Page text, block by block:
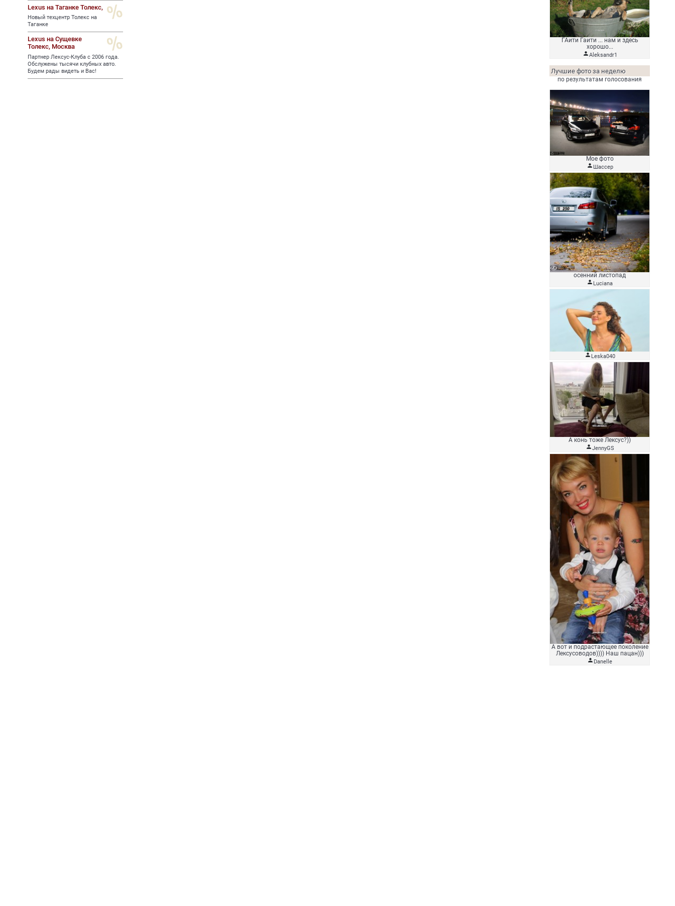
Lexus на Таганке Толекс,
Новый техцентр Толекс на
Таганке
Lexus на Сущевке
Толекс, Москва
Партнер Лексус-Клуба с 2006 года.
Обслужены тысячи клубных авто.
Будем рады видеть и Вас!
ГАити Гаити ... нам и здесь
хорошо...
Aleksandr1
Лучшие фото за неделю
по результатам голосования
Мое фото
 Шассер
осенний листопад
 Luciana
 Leska040
А конь тоже Лексус?))
JennyGS
А вот и подрастающее поколение
Лексусоводов)))) Наш пацан)))
 Danelle